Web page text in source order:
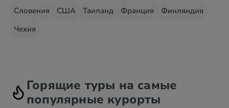
Словения
США Таиланд Франция
Финляндия
Чехия
Горящие туры на самые
популярные курорты